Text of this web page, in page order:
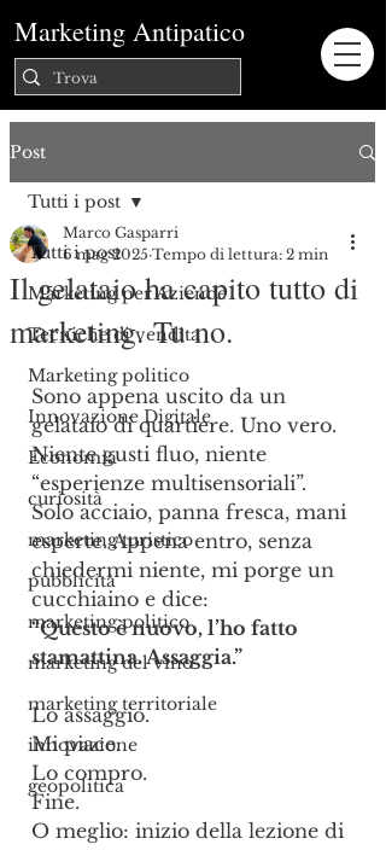
Marketing Antipatico
Post
Tutti i post
Marketing per Aziende
Tecniche di vendita
Marketing politico
Innovazione Digitale
Economia
curiosità
marketing turistico
pubblicità
marketing politico
marketing del vino
marketing territoriale
innovazione
geopolitica
Tutti i post
Il gelataio ha capito tutto di
marketing. Tu no.
Marco Gasparri
6 mag 2025 Tempo di lettura: 2 min
Sono appena uscito da un
gelataio di quartiere. Uno vero.
Niente gusti fluo, niente
“esperienze multisensoriali”.
Solo acciaio, panna fresca, mani
esperte. Appena entro, senza
chiedermi niente, mi porge un
cucchiaino e dice:
“Questo è nuovo, l’ho fatto
stamattina. Assaggia.”
Lo assaggio.
Mi piace.
Lo compro.
Fine.
O meglio: inizio della lezione di